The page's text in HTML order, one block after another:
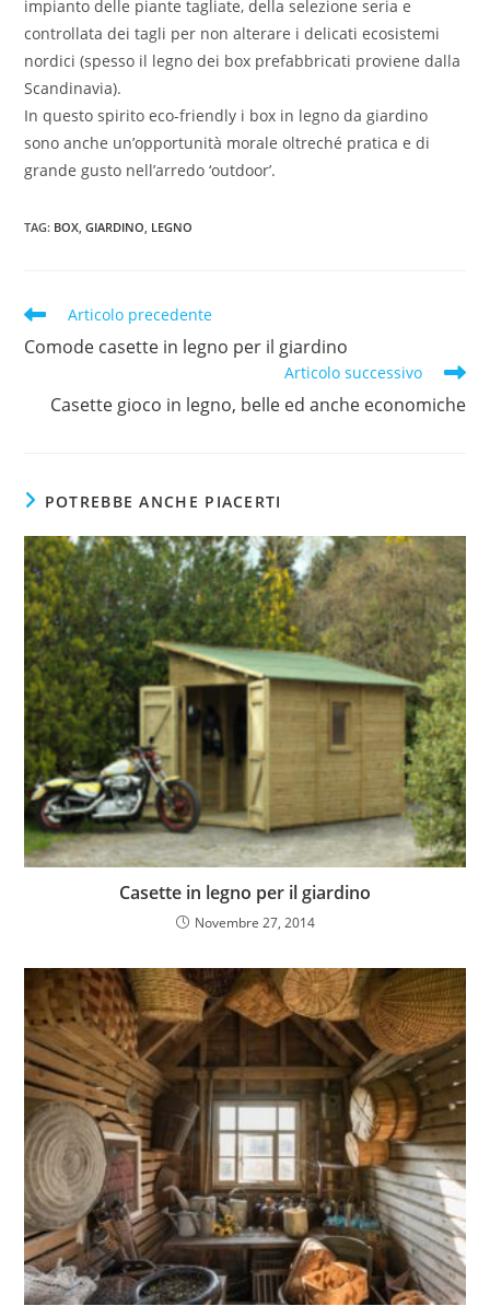
impianto delle piante tagliate, della selezione seria e
controllata dei tagli per non alterare i delicati ecosistemi
nordici (spesso il legno dei box prefabbricati proviene dalla
Scandinavia).
In questo spirito eco-friendly i box in legno da giardino
sono anche un’opportunità morale oltreché pratica e di
grande gusto nell’arredo ‘outdoor’.
TAG: BOX, GIARDINO, LEGNO
Articolo precedente
Comode casette in legno per il giardino
Articolo successivo
Casette gioco in legno, belle ed anche economiche
POTREBBE ANCHE PIACERTI
Casette in legno per il giardino
Novembre 27, 2014